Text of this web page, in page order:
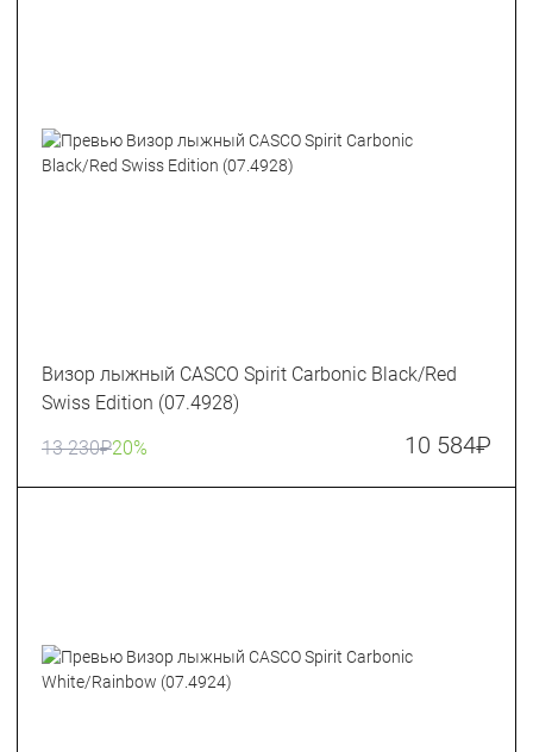
Визор лыжный CASCO Spirit Carbonic Black/Red
Swiss Edition (07.4928)
13 230₽20% 10 584₽